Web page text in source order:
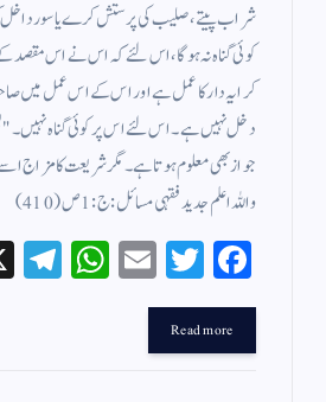
شراب پیتے ، صلیب کی پرستش کرے یا سور داخل
کوئی گناہ نہ ہوگا، اس لئے کہ اس نے اس مقصد
کرایہ دار کا عمل ہے اور اس کے اس عمل میں
دخل نہیں ہے ۔ اس لئے اس پر کوئی گناہ نہیں
جواز بھی معلوم ہوتا ہے ۔ مگر شریعت کا مزاج
واللہ اعلم جدید فقہی مسائل : ج : 1 ص ( 410 )
Fa
ce
bo
ok
T
wi
r
E
m
W
ha
le
Read more